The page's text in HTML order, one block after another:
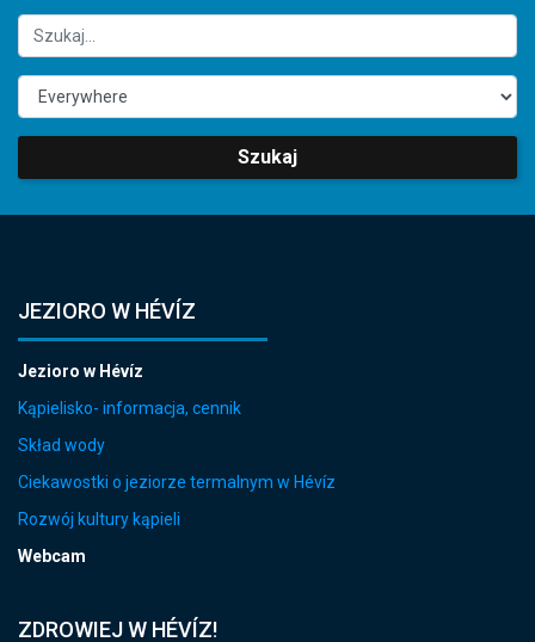
Szukaj
JEZIORO W HÉVÍZ
Jezioro w Hévíz
Kąpielisko- informacja, cennik
Skład wody
Ciekawostki o jeziorze termalnym w Hévíz
Rozwój kultury kąpieli
Webcam
ZDROWIEJ W HÉVÍZ!